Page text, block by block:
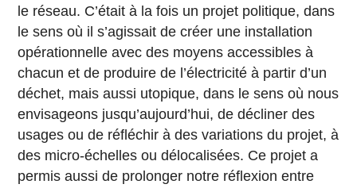
le réseau. C’était à la fois un projet politique, dans
le sens où il s’agissait de créer une installation
opérationnelle avec des moyens accessibles à
chacun et de produire de l’électricité à partir d’un
déchet, mais aussi utopique, dans le sens où nous
envisageons jusqu’aujourd’hui, de décliner des
usages ou de réfléchir à des variations du projet, à
des micro-échelles ou délocalisées. Ce projet a
permis aussi de prolonger notre réflexion entre